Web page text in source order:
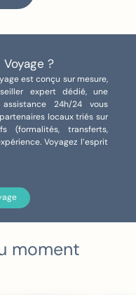
étape
sa
son
a fallu gérer
autres
Voyages
efficacité et
et
pour leur
des
leur
?
est conçu sur mesure,
expert dédié, une
24h/24 vous
locaux triés sur
(formalités, transferts,
Voyagez l’esprit
moment